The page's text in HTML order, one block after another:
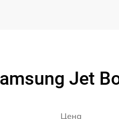
Jet
Цена